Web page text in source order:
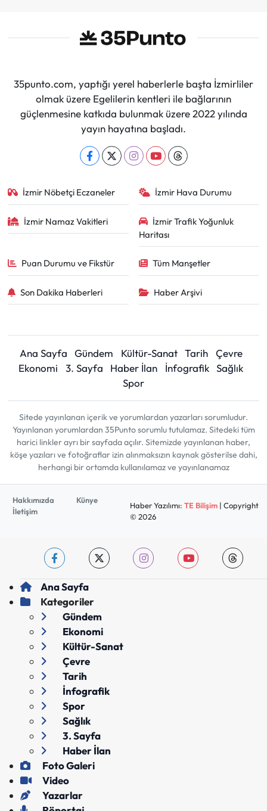
35punto.com, yaptığı yerel haberlerle başta İzmirliler
olmak üzere Egelilerin kentleri ile bağlarının
güçlenmesine katkıda bulunmak üzere 2022 yılında
yayın hayatına başladı.
İzmir Nöbetçi Eczaneler İzmir Hava Durumu
İzmir Namaz Vakitleri
İzmir Trafik Yoğunluk
Haritası
Puan Durumu ve Fikstür Tüm Manşetler
Son Dakika Haberleri Haber Arşivi
Ana Sayfa Gündem Kültür-Sanat Tarih
Çevre
Ekonomi
3. Sayfa Haber İlan İnfografik Sağlık
Spor
Sitede yayınlanan içerik ve yorumlardan yazarları sorumludur.
Yayınlanan yorumlardan 35Punto sorumlu tutulamaz. Sitedeki tüm
harici linkler ayrı bir sayfada açılır. Sitemizde yayınlanan haber,
köşe yazıları ve fotoğraflar izin alınmaksızın kaynak gösterilse dahi,
herhangi bir ortamda kullanılamaz ve yayınlanamaz
Hakkımızda
Künye
İletişim
Haber Yazılımı: TE Bilişim| Copyright
© 2026
Ana Sayfa
Kategoriler
Gündem
Ekonomi
Kültür-Sanat
Çevre
Tarih
İnfografik
Spor
Sağlık
3. Sayfa
Haber İlan
Foto Galeri
Video
Yazarlar